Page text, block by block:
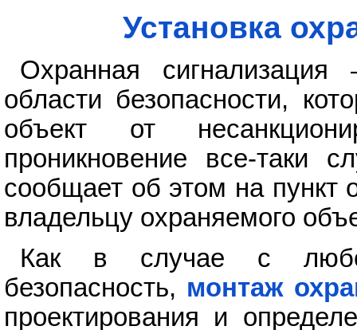
Установка
Охранная
области безопасности,
объект от
проникновение все-таки
сообщает об этом на
владельцу охраняемого
Как в случае с
безопасность, монтаж
проектирования и